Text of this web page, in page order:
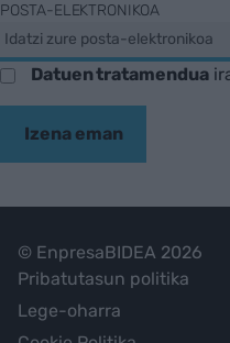
POSTA-ELEKTRONIKOA
Datuen tratamendua
Izena eman
© EnpresaBIDEA 2026
Pribatutasun politika
Lege-oharra